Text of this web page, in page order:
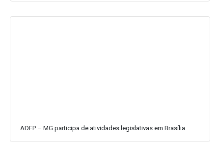
ADEP – MG participa de atividades legislativas em Brasília